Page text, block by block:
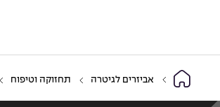
אביזרים לגיטרה תחזוקה וטיפוח